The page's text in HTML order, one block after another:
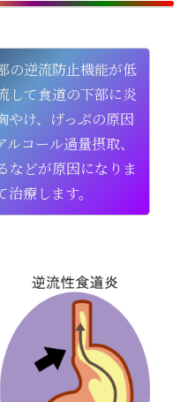
の逆流防止機能が低
して食道の下部に炎
やけ、げっぷの原因
コール過量摂取、
などが原因になりま
療します。